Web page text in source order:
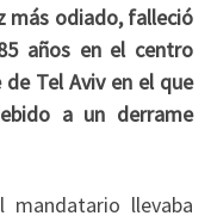
más odiado, falleció
años en el centro
Tel Aviv en el que
a un derrame
mandatario llevaba